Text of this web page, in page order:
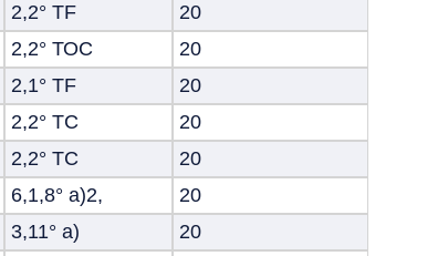
2,2° TF
20
2,2° ТОС
20
2,1° TF
20
2,2° ТС
20
2,2° ТС
20
6,1,8° а)2,
20
3,11° а)
20